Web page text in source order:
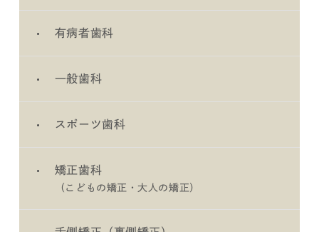
有病者歯科
一般歯科
スポーツ歯科
矯正歯科
（こどもの矯正・大人の矯正）